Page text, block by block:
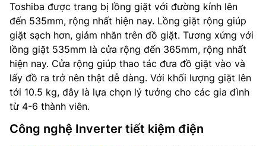
Toshiba được trang bị lồng giặt với đường kính lên
đến 535mm, rộng nhất hiện nay. Lồng giặt rộng giúp
giặt sạch hơn, giảm nhăn trên đồ giặt. Tương xứng với
lồng giặt 535mm là cửa rộng đến 365mm, rộng nhất
hiện nay. Cửa rộng giúp thao tác đưa đồ giặt vào và
lấy đồ ra trở nên thật dễ dàng. Với khối lượng giặt lên
tới 10.5 kg, đây là lựa chọn lý tưởng cho các gia đình
từ 4-6 thành viên.
Công nghệ Inverter tiết kiệm điện